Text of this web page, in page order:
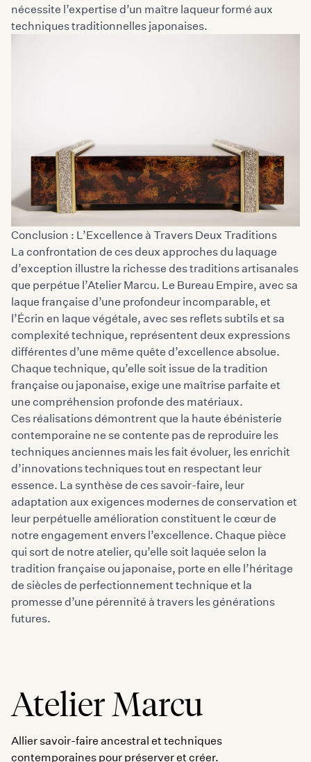
nécessite l’expertise d’un maître laqueur formé aux
techniques traditionnelles japonaises.
Conclusion : L’Excellence à Travers Deux Traditions
La confrontation de ces deux approches du laquage
d’exception illustre la richesse des traditions artisanales
que perpétue l’Atelier Marcu. Le Bureau Empire, avec sa
laque française d’une profondeur incomparable, et
l’Écrin en laque végétale, avec ses reflets subtils et sa
complexité technique, représentent deux expressions
différentes d’une même quête d’excellence absolue.
Chaque technique, qu’elle soit issue de la tradition
française ou japonaise, exige une maîtrise parfaite et
une compréhension profonde des matériaux.
Ces réalisations démontrent que la haute ébénisterie
contemporaine ne se contente pas de reproduire les
techniques anciennes mais les fait évoluer, les enrichit
d’innovations techniques tout en respectant leur
essence. La synthèse de ces savoir-faire, leur
adaptation aux exigences modernes de conservation et
leur perpétuelle amélioration constituent le cœur de
notre engagement envers l’excellence. Chaque pièce
qui sort de notre atelier, qu’elle soit laquée selon la
tradition française ou japonaise, porte en elle l’héritage
de siècles de perfectionnement technique et la
promesse d’une pérennité à travers les générations
futures.
Atelier Marcu
Allier savoir-faire ancestral et techniques
contemporaines pour préserver et créer.